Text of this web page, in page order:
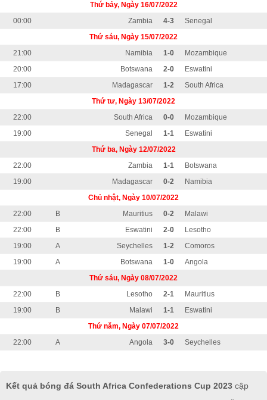
Thứ bảy, Ngày 16/07/2022
00:00
Zambia 4-3
Senegal
Thứ sáu, Ngày 15/07/2022
21:00
Namibia 1-0
Mozambique
20:00
Botswana 2-0
Eswatini
17:00
Madagascar 1-2
South Africa
Thứ tư, Ngày 13/07/2022
22:00
South Africa 0-0
Mozambique
19:00
Senegal 1-1
Eswatini
Thứ ba, Ngày 12/07/2022
22:00
Zambia 1-1
Botswana
19:00
Madagascar 0-2
Namibia
Chủ nhật, Ngày 10/07/2022
22:00
B Mauritius 0-2
Malawi
22:00
B Eswatini 2-0
Lesotho
19:00
A Seychelles 1-2
Comoros
19:00
A Botswana 1-0
Angola
Thứ sáu, Ngày 08/07/2022
22:00
B Lesotho 2-1
Mauritius
19:00
B Malawi 1-1
Eswatini
Thứ năm, Ngày 07/07/2022
22:00
A Angola 3-0 Seychelles
Kết quả bóng đá South Africa Confederations Cup 2023 cập